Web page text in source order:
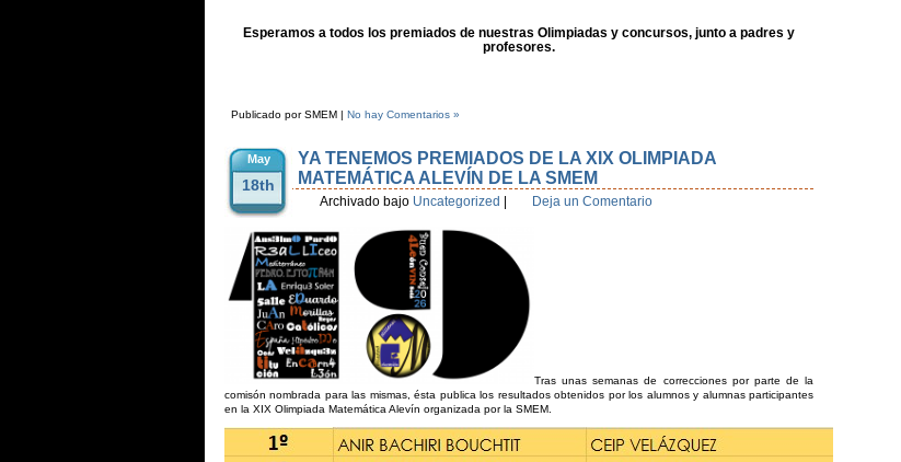
Esperamos a todos los premiados de nuestras Olimpiadas y concursos, junto a padres y
profesores.
Publicado por SMEM | No hay Comentarios »
May
18th
YA TENEMOS PREMIADOS DE LA XIX OLIMPIADA
MATEMÁTICA ALEVÍN DE LA SMEM
Archivado bajo Uncategorized Deja un Comentario
Tras unas semanas de correcciones por parte de la
comisón nombrada para las mismas, ésta publica los resultados obtenidos por los alumnos y alumnas participantes
en la XIX Olimpiada Matemática Alevín organizada por la SMEM.